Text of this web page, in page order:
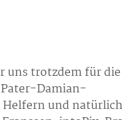
uns trotzdem für
Damian-
und